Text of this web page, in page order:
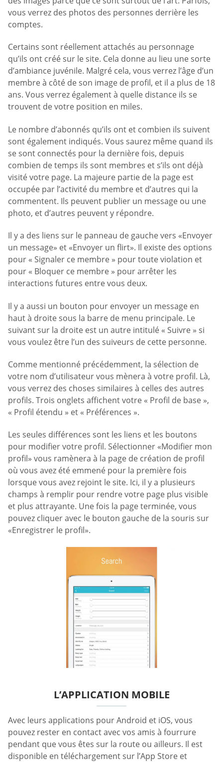
vous verrez des photos des personnes derrière les
comptes.
Certains sont réellement attachés au personnage
qu’ils ont créé sur le site. Cela donne au lieu une sorte
d’ambiance juvénile. Malgré cela, vous verrez l’âge d’un
membre à côté de son image de profil, et il a plus de 18
ans. Vous verrez également à quelle distance ils se
trouvent de votre position en miles.
Le nombre d’abonnés qu’ils ont et combien ils suivent
sont également indiqués. Vous saurez même quand ils
se sont connectés pour la dernière fois, depuis
combien de temps ils sont membres et s’ils ont déjà
visité votre page. La majeure partie de la page est
occupée par l’activité du membre et d’autres qui la
commentent. Ils peuvent publier un message ou une
photo, et d’autres peuvent y répondre.
Il y a des liens sur le panneau de gauche vers «Envoyer
un message» et «Envoyer un flirt». Il existe des options
pour « Signaler ce membre » pour toute violation et
pour « Bloquer ce membre » pour arrêter les
interactions futures entre vous deux.
Il y a aussi un bouton pour envoyer un message en
haut à droite sous la barre de menu principale. Le
suivant sur la droite est un autre intitulé « Suivre » si
vous voulez être l’un des suiveurs de cette personne.
Comme mentionné précédemment, la sélection de
votre nom d’utilisateur vous mènera à votre profil. Là,
vous verrez des choses similaires à celles des autres
profils. Trois onglets affichent votre « Profil de base »,
« Profil étendu » et « Préférences ».
Les seules différences sont les liens et les boutons
pour modifier votre profil. Sélectionner «Modifier mon
profil» vous ramènera à la page de création de profil
où vous avez été emmené pour la première fois
lorsque vous avez rejoint le site. Ici, il y a plusieurs
champs à remplir pour rendre votre page plus visible
et plus attrayante. Une fois la page terminée, vous
pouvez cliquer avec le bouton gauche de la souris sur
«Enregistrer le profil».
L’APPLICATION MOBILE
Avec leurs applications pour Android et iOS, vous
pouvez rester en contact avec vos amis à fourrure
pendant que vous êtes sur la route ou ailleurs. Il est
disponible en téléchargement sur l’App Store et